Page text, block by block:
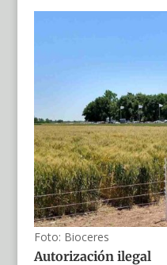
Foto: Bioceres
Autorización ilegal